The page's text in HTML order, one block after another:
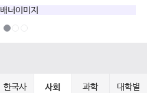
한국사 사회 과학 대학별